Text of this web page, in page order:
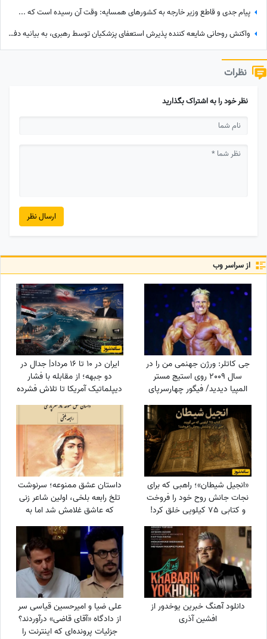
پیام جدی و قاطع وزیر خارجه به کشورهای همسایه: وقت آن رسیده است که ...
واکنش روحانی شایعه کننده پذیرش استعفای پزشکیان توسط رهبری، به بیانیه دفتر ایشان
نظرات
نظر خود را به اشتراک بگذارید
ارسال نظر
از سراسر وب
جی کاتلر: ورژن جهنمی من را در
سال 2009 روی استیج مستر
المپیا دیدید/ فیگور چهارسرپای
ایران در 10 تا 16 مرداد| جدال در
دو جبهه؛ از مقابله با فشار
دیپلماتیک آمریکا تا تلاش فشرده
«انجیل شیطان»؛ راهبی که برای
نجات جانش روح خود را فروخت
و کتابی 75 کیلویی خلق کرد!
داستان عشق ممنوعه؛ سرنوشت
تلخ رابعه بلخی، اولین شاعر زنی
که عاشق غلامش شد اما به
اشعاری که با خون نوشته شد
دانلود آهنگ خبرین یوخدور از
افشین آذری
علی ضیا و امیرحسین قیاسی سر
از دادگاه «آقای قاضی» درآوردند؟
جزئیات پرونده‌ای که اینترنت را